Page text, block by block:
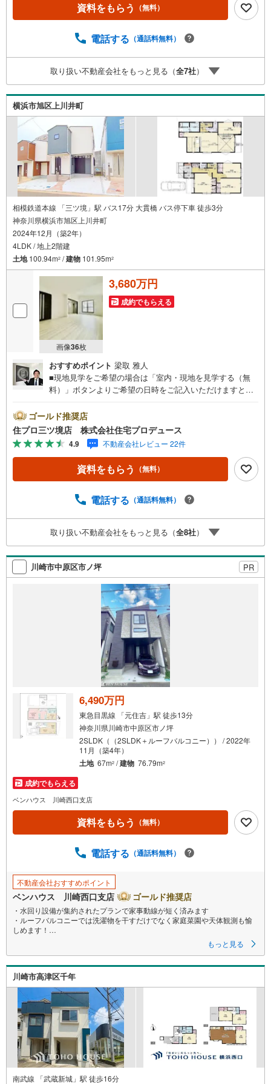
案書の作成】を随時行っております。意外に知らないお客
加入できる無料の生命保険】【13年間もらえる、国からの
後から始まる【住宅ローン返済】65歳以上から必要になる
【老後の費用負担】住宅探しの【このタイミング】で不安
な部分を明確にしていきませんか？？ --------------
資料をもらう （無料）
電話する （通話料無料）
取り扱い不動産会社をもっと見る（全7社）
横浜市旭区上川井町
相模鉄道本線 「三ツ境」駅 バス17分 大貫橋 バス停下車 徒歩3分
神奈川県横浜市旭区上川井町
2024年12月（築2年）
4LDK / 地上2階建
土地100.94m2 /建物 101.95m2
画像36枚
3,680万円
成約でもらえる
おすすめポイント 梁取 雅人
■現地見学をご希望の場合は「室内・現地を見学する（無
料）」ボタンよりご希望の日時をご記入いただけますとス
泉区・戸塚区・保土ケ谷区・大和市の不動産売買専門会社
です！ 最新物件情報や当社限定の物件情報も多数ご用意！
お気軽にお問合せ下さい!! -------------- 弊社独自の住宅ローン
提案システム 弊社ではファイナンシャル専門スタッフによ
る【丁寧な資金アドバイス】【ファイナンシャルプラン提
案書の作成】を随時行っております。意外に知らないお客
加入できる無料の生命保険】【13年間もらえる、国からの
後から始まる【住宅ローン返済】65歳以上から必要になる
【老後の費用負担】住宅探しの【このタイミング】で不安
な部分を明確にしていきませんか？？ --------------
ゴールド推奨店
住プロ三ツ境店 株式会社住宅プロデュース
4.9 不動産会社レビュー 22件
資料をもらう （無料）
電話する （通話料無料）
取り扱い不動産会社をもっと見る（全8社）
川崎市中原区市ノ坪 PR
6,490万円
東急目黒線 「元住吉」駅 徒歩13分
神奈川県川崎市中原区市ノ坪
2SLDK（（2SLDK＋ルーフバルコニー）） / 2022年
11月（築4年）
土地 67m2 /建物 76.79m2
成約でもらえる
ベンハウス 川崎西口支店
資料をもらう （無料）
電話する （通話料無料）
不動産会社おすすめポイント
ベンハウス 川崎西口支店 ゴールド推奨店
・水回り設備が集約されたプランで家事動線が短く済みます
・ルーフバルコニーでは洗濯物を干すだけでなく家庭菜園や天体観測も愉
しめます！
■ご見学をご希望のお客様、平日・休日問わず ご対応させていただきます。
■また、オンライン案内・相談などにも対応しております。
どうぞ お気軽にご連絡下さい。
その他にも・・・
●「この物件以外にも何件か一緒に物件を見てみたい」
●「私はローンいくら借りられるのだろう？」
●「買替えなので、自宅がいくらで売却できるか知りたい」
●「車のローンがあるけど大丈夫かな？」
●「頭金は、どれくらいないと買えないの？」
●「自営業者はローン通りにくいって本当？」
もっと見る
川崎市高津区千年
南武線 「武蔵新城」駅 徒歩16分